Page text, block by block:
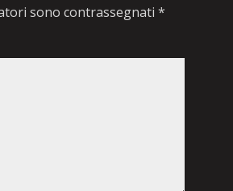
sono contrassegnati *